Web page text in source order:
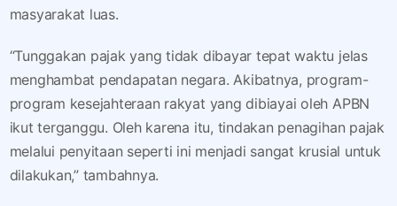
masyarakat luas.
“Tunggakan pajak yang tidak dibayar tepat waktu jelas
menghambat pendapatan negara. Akibatnya, program-
program kesejahteraan rakyat yang dibiayai oleh APBN
ikut terganggu. Oleh karena itu, tindakan penagihan pajak
melalui penyitaan seperti ini menjadi sangat krusial untuk
dilakukan,” tambahnya.